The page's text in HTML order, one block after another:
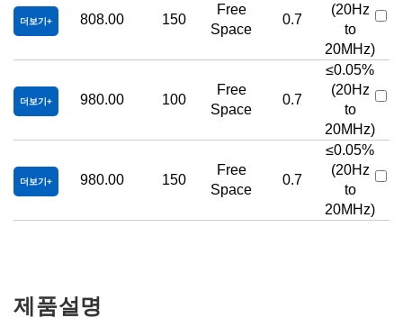
더보기 808.00 150
Free
Space
0.7
(20Hz
to
20MHz)
더보기 980.00 100
Free
Space
0.7
≤0.05%
(20Hz
to
20MHz)
더보기 980.00 150
Free
Space
0.7
≤0.05%
(20Hz
to
20MHz)
제품설명